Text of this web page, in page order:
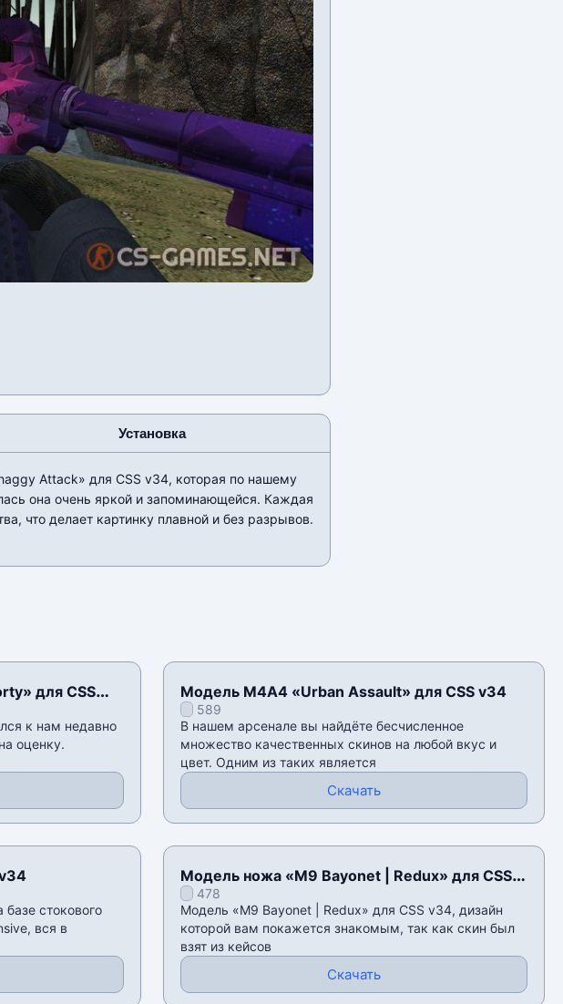
Установка
Attack» для CSS v34, которая по нашему
она очень яркой и запоминающейся. Каждая
что делает картинку плавной и без разрывов.
для CSS
к нам недавно
оценку.
Модель М4А4 «Urban Assault» для CSS v34
589
В нашем арсенале вы найдëте бесчисленное
множество качественных скинов на любой вкус и
цвет. Одним из таких является
Скачать
стокового
вся в
Модель ножа «M9 Bayonet | Redux» для CSS
v34478
Модель «M9 Bayonet | Redux» для CSS v34, дизайн
которой вам покажется знакомым, так как скин был
взят из кейсов
Скачать